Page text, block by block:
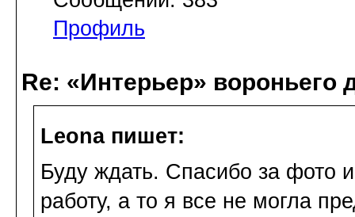
Профиль
Re: «Интерьер» вороньего
Leona пишет:
Буду ждать. Спасибо за фото
работу, а то я все не могла